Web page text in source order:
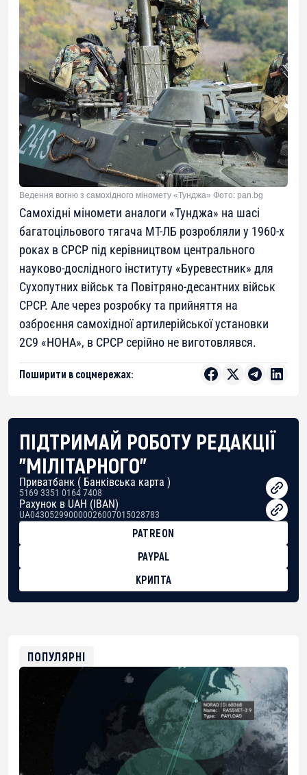
Ведення вогню з самохідного міномету «Тунджа» Фото: pan.bg
Самохідні міномети аналоги «Тунджа» на шасі
багатоцільового тягача МТ-ЛБ розробляли у 1960-х
роках в СРСР під керівництвом центрального
науково-дослідного інституту «Буревестник» для
Сухопутних військ та Повітряно-десантних військ
СРСР. Але через розробку та прийняття на
озброєння самохідної артилерійської установки
2С9 «НОНА», в СРСР серійно не виготовлявся.
Поширити в соцмережах:
ПІДТРИМАЙ РОБОТУ РЕДАКЦІЇ
"МІЛІТАРНОГО"
Приватбанк ( Банківська карта )
5169 3351 0164 7408
Рахунок в UAH (IBAN)
UA043052990000026007015028783
PATREON
PAYPAL
КРИПТА
0xfD02863D3289416fcF50975c9DFda13623f97758
ПОПУЛЯРНІ